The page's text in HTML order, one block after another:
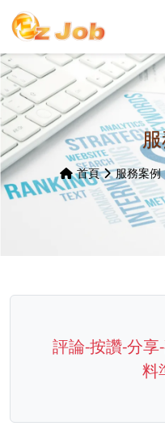
首頁 服務案例
評論-按讚-分
料